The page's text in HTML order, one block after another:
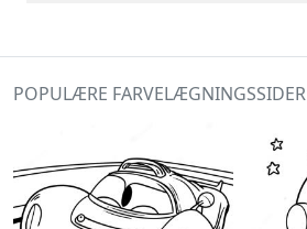
POPULÆRE FARVELÆGNINGSSIDER